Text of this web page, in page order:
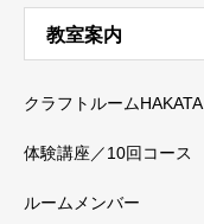
教室案内
クラフトルームHAKATA
体験講座／10回コース
ルームメンバー